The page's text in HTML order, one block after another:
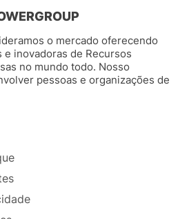
o mercado oferecendo
inovadoras de Recursos
no mundo todo. Nosso
pessoas e organizações de